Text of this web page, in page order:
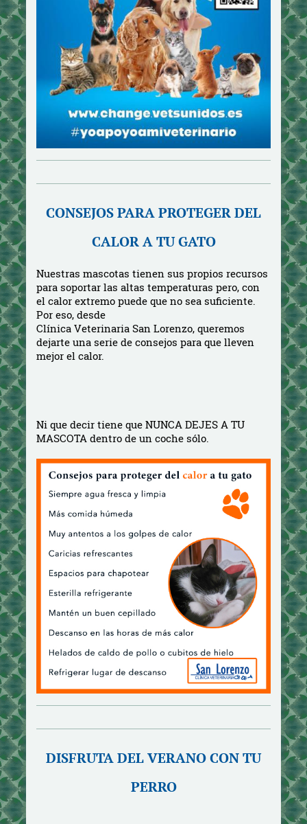
CONSEJOS PARA PROTEGER DEL
CALOR A TU GATO
Nuestras mascotas tienen sus propios recursos
para soportar las altas temperaturas pero, con
el calor extremo puede que no sea suficiente.
Por eso, desde
Clínica Veterinaria San Lorenzo, queremos
dejarte una serie de consejos para que lleven
mejor el calor.
Ni que decir tiene que NUNCA DEJES A TU
MASCOTA dentro de un coche sólo.
DISFRUTA DEL VERANO CON TU
PERRO